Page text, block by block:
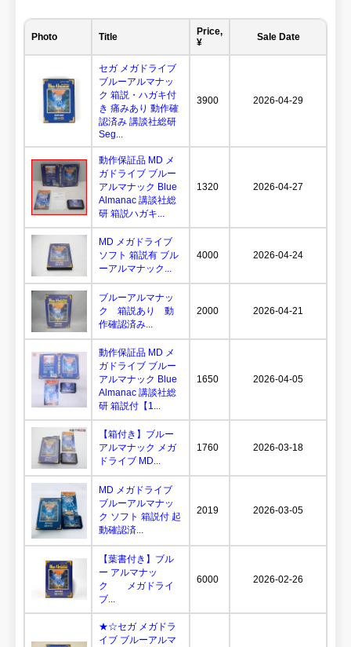
Photo Title
Price,
¥
Sale Date
セガ メガドライブ
ブルーアルマナッ
ク 箱説・ハガキ付
き 痛みあり 動作確
認済み 講談社総研
Seg...
3900 2026-04-29
動作保証品 MD メ
ガドライブ ブルー
アルマナック Blue
Almanac 講談社総
研 箱説ハガキ...
1320 2026-04-27
MD メガドライブ
ソフト 箱説有 ブル
ーアルマナック...
4000 2026-04-24
ブルーアルマナッ
ク 箱説あり 動
作確認済み...
2000 2026-04-21
動作保証品 MD メ
ガドライブ ブルー
アルマナック Blue
Almanac 講談社総
研 箱説付【1...
1650 2026-04-05
【箱付き】ブルー
アルマナック メガ
ドライブ MD...
1760 2026-03-18
MD メガドライブ
ブルーアルマナッ
ク ソフト 箱説付 起
動確認済...
2019 2026-03-05
【葉書付き】ブル
ー アルマナッ
ク メガドライ
ブ...
6000 2026-02-26
★☆セガ メガドラ
イブ ブルーアルマ